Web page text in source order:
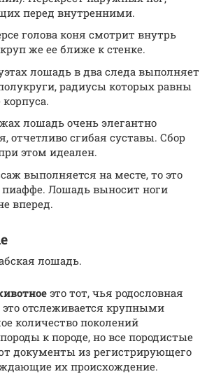
перед внутренними.
голова коня смотрит внутрь
же ее ближе к стенке.
лошадь в два следа выполняет
радиусы которых равны
лошадь очень элегантно
отчетливо сгибая суставы. Сбор
этом идеален.
выполняется на месте, то это
Лошадь выносит ноги
вперед.
лошадь.
это тот, чья родословная
это отслеживается крупными
количество поколений
к породе, но все породистые
документы из регистрирующего
их происхождение.